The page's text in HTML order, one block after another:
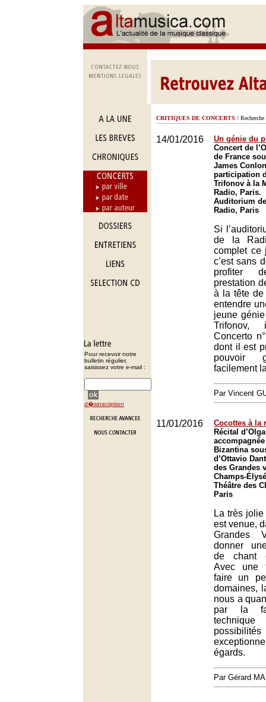
Pour recevoir notre
bulletin régulier,
saisissez votre e-mail :
d�sinscription
CRITIQUES DE CONCERTS / Recherche
14/01/2016
Un génie du
Concert de
de France
James
participation
Trifonov à la
Radio, Paris.
Auditorium
Radio, Paris
Si
de la
complet ce
c’est sans
profiter
prestation
à la tête de
entendre
jeune
Concerto
dont il est
pouvoir
facilement
Par Vincent
11/01/2016
Cocottes à la
Récital
Bizantina
d’Ottavio
des Grandes
Champs-
Théâtre des
Paris
La très
est venue,
Grandes
donner
de chant
Avec une
faire un
domaines,
nous a
par la
égards.
Par Gérard